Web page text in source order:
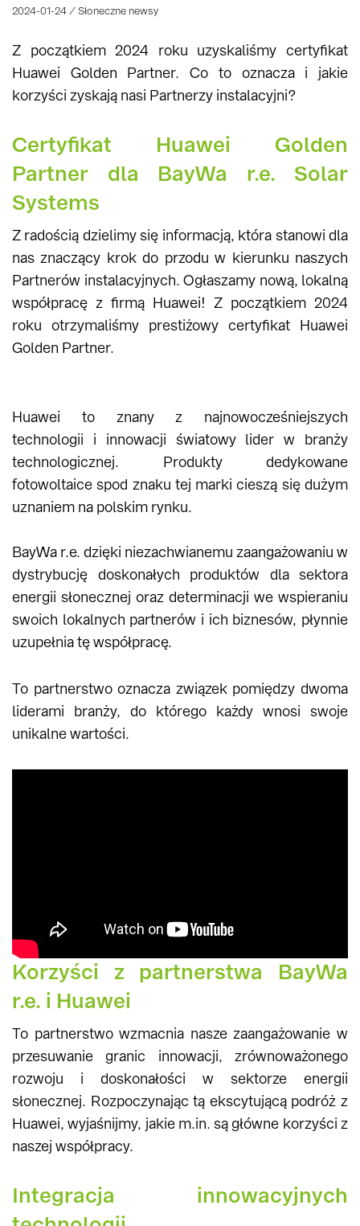
2024-01-24 / Słoneczne newsy
Z początkiem 2024 roku uzyskaliśmy certyfikat
Huawei Golden Partner. Co to oznacza i jakie
korzyści zyskają nasi Partnerzy instalacyjni?
Certyfikat Huawei Golden
Partner dla BayWa r.e. Solar
Systems
Z radością dzielimy się informacją, która stanowi dla
nas znaczący krok do przodu w kierunku naszych
Partnerów instalacyjnych. Ogłaszamy nową, lokalną
współpracę z firmą Huawei! Z początkiem 2024
roku otrzymaliśmy prestiżowy certyfikat Huawei
Golden Partner.
Huawei to znany z najnowocześniejszych
technologii i innowacji światowy lider w branży
technologicznej. Produkty dedykowane
fotowoltaice spod znaku tej marki cieszą się dużym
uznaniem na polskim rynku.
BayWa r.e. dzięki niezachwianemu zaangażowaniu w
dystrybucję doskonałych produktów dla sektora
energii słonecznej oraz determinacji we wspieraniu
swoich lokalnych partnerów i ich biznesów, płynnie
uzupełnia tę współpracę.
To partnerstwo oznacza związek pomiędzy dwoma
liderami branży, do którego każdy wnosi swoje
unikalne wartości.
Korzyści z partnerstwa BayWa
r.e. i Huawei
To partnerstwo wzmacnia nasze zaangażowanie w
przesuwanie granic innowacji, zrównoważonego
rozwoju i doskonałości w sektorze energii
słonecznej. Rozpoczynając tą ekscytującą podróż z
Huawei, wyjaśnijmy, jakie m.in. są główne korzyści z
naszej współpracy.
Integracja innowacyjnych